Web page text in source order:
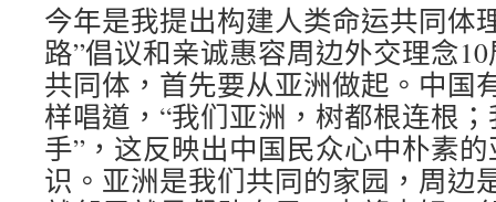
今年是我提出构建人类命运共同体
路”倡议和亲诚惠容周边外交理念
共同体，首先要从亚洲做起。中国
样唱道，“我们亚洲，树都根连根
手”，这反映出中国民众心中朴素
识。亚洲是我们共同的家园，周边